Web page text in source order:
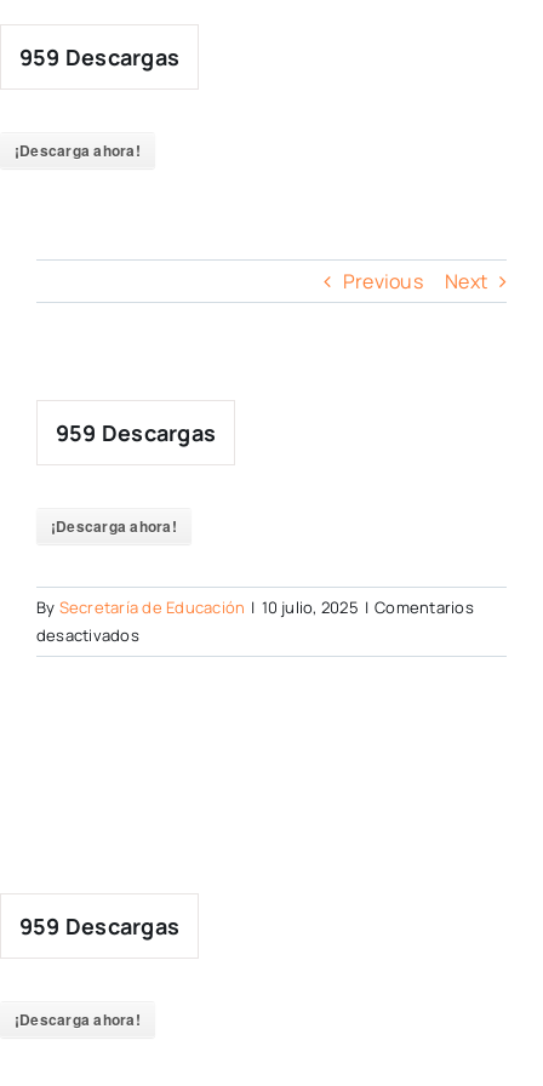
content
959 Descargas
¡Descarga ahora!
Previous Next
959 Descargas
¡Descarga ahora!
By Secretaría de Educación | 10 julio, 2025 | Comentarios
desactivadosen
959 Descargas
¡Descarga ahora!